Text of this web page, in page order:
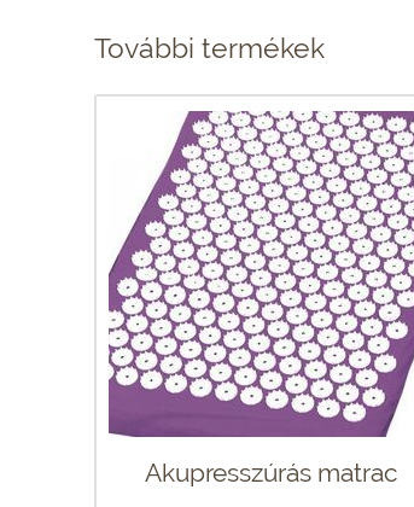
További termékek
Akupresszúrás matrac